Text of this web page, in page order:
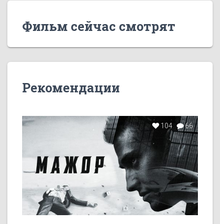
Фильм сейчас смотрят
Рекомендации
104 66